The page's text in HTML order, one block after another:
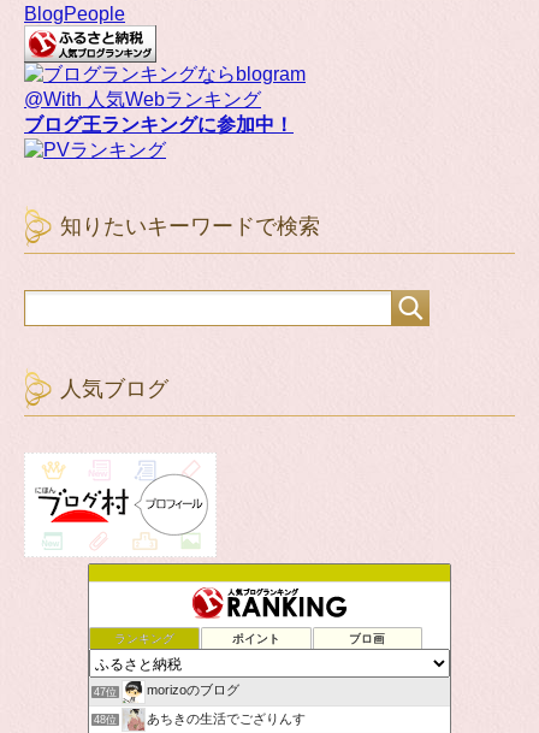
BlogPeople
@With 人気Webランキング
ブログ王ランキングに参加中！
知りたいキーワードで検索
人気ブログ
ランキング ポイント ブロ画
47位 morizoのブログ
48位 あちきの生活でござりんす